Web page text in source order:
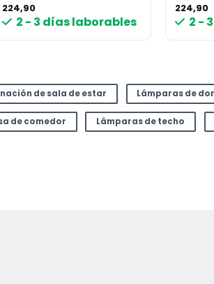
224,90
2 - 3 días laborables
224,90
2 -
de sala de estar Lámparas de
de comedor Lámparas de techo